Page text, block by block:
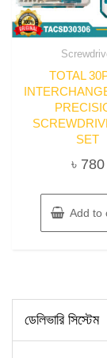
TOTAL
SET
৳ 780
Add to
ডেলিভারি সিস্টেম